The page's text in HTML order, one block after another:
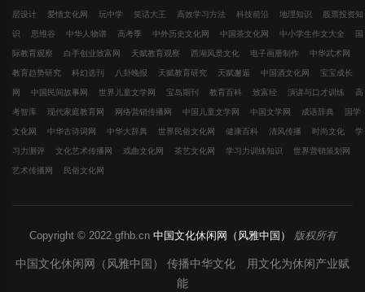
层设计 爱情文化网 玩中学 笑话大王 高效学习方法 科技前沿 地理知识 股票投资知
识 思维谷 中华人物谱 高考季 中外历史文化网 中国茶文化网 中小学生作文大全 国
际教育观察 白手创业致富网 天赋教育观察 西湖风景文化 电子画册制作 中华武术网
教育趋势研究 科幻选刊 八卦晚报 天赋教育研究 天赋邂逅 中国酒文化网 宝宝成长
网 中国民间故事网 世界儿童文学网 宝岛期刊 教育百科 致富经 演讲与口才训练 高
考智库 现代家庭教育网 网络营销传播网 中国儿童文学网 中国文学网 成语辞典 国学
文化网 中华古诗词网 中华大辞典 世界民俗文化网 健康百科 清风传播 时尚文化 学
习力测评 文化艺术传播网 戏曲文化网 茶艺文化网 学习力训练知识 世界营销策划网
艺术传播网 民俗文化网
Copyright © 2022.gfhb.cn 中国文化休闲网（风雅中国） 版权所有
中国文化休闲网（风雅中国） 传播中华文化 用文化为休闲产业赋
能